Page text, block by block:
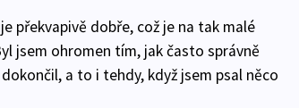
překvapivě dobře, což je na tak malé
jsem ohromen tím, jak často správně
a to i tehdy, když jsem psal něco